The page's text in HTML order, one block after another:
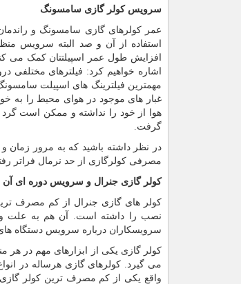
سرویس کولر گازی سامسونگ
عمر کولرهای گازی سامسونگ و
استفاده از آن و صد البته سرویس
افزایش طول عمر اسپیلتتان کمک می
اشاره خواهیم کرد: فیلترهای مختلفی
مهمترین فیلترینگ های اسپیلت
غبار های موجود در هوای محیط را به
هوا از خود را نداشته و ممکن است گرد
گرفت.
در نظر داشته باشید که به مرور زمان و
مصرفی کولرگازی از حد نرمال فراتر
کولر گازی جنرال و سرویس دوره ای آن
کولر های گازی جنرال از کم مصرف
نصب را داشته است. آن هم به علت
سرویسکاران درباره سرویس دستگاه
کولر گازی یکی از ابزارهای مهم در هر
می گیرد. کولرهای گازی هرساله در
واقع یکی از کم مصرف ترین کولر